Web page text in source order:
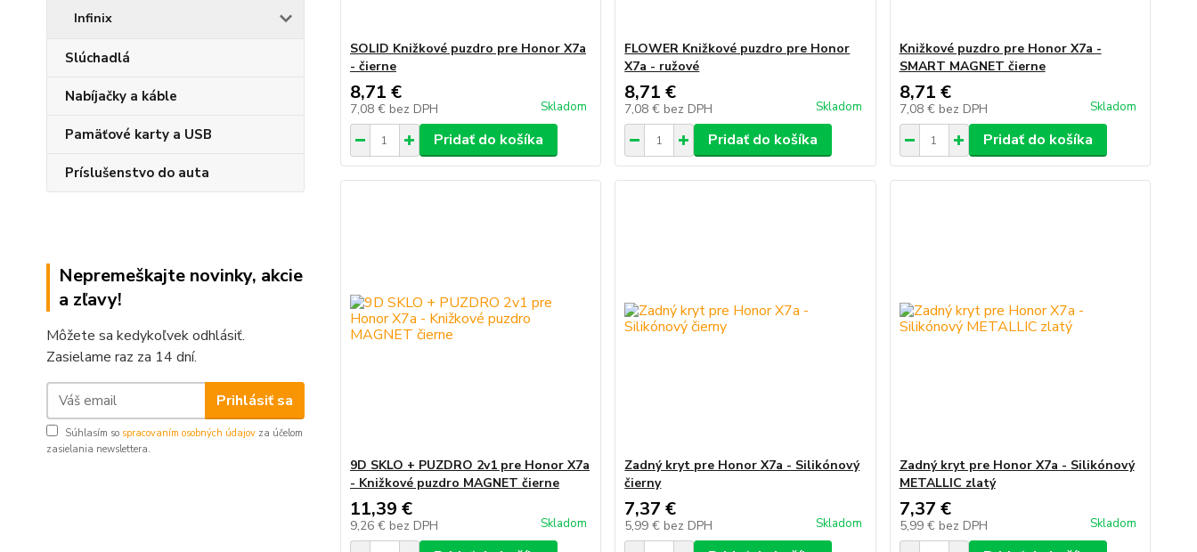
Infinix
Slúchadlá
Nabíjačky a káble
Pamäťové karty a USB
Príslušenstvo do auta
Nepremeškajte novinky, akcie
a zľavy!
Môžete sa kedykoľvek odhlásiť.
Zasielame raz za 14 dní.
Prihlásiť sa
Súhlasím so spracovaním osobných údajov za účelom
zasielania newslettera.
SOLID Knižkové puzdro pre Honor X7a
- čierne
8,71 €
7,08 € bez DPH Skladom
Pridať do košíka
FLOWER Knižkové puzdro pre Honor
X7a - ružové
8,71 €
7,08 € bez DPH Skladom
Pridať do košíka
Knižkové puzdro pre Honor X7a -
SMART MAGNET čierne
8,71 €
7,08 € bez DPH Skladom
Pridať do košíka
9D SKLO + PUZDRO 2v1 pre Honor X7a
- Knižkové puzdro MAGNET čierne
11,39 €
9,26 € bez DPH Skladom
Zadný kryt pre Honor X7a - Silikónový
čierny
7,37 €
5,99 € bez DPH Skladom
Zadný kryt pre Honor X7a - Silikónový
METALLIC zlatý
7,37 €
5,99 € bez DPH Skladom